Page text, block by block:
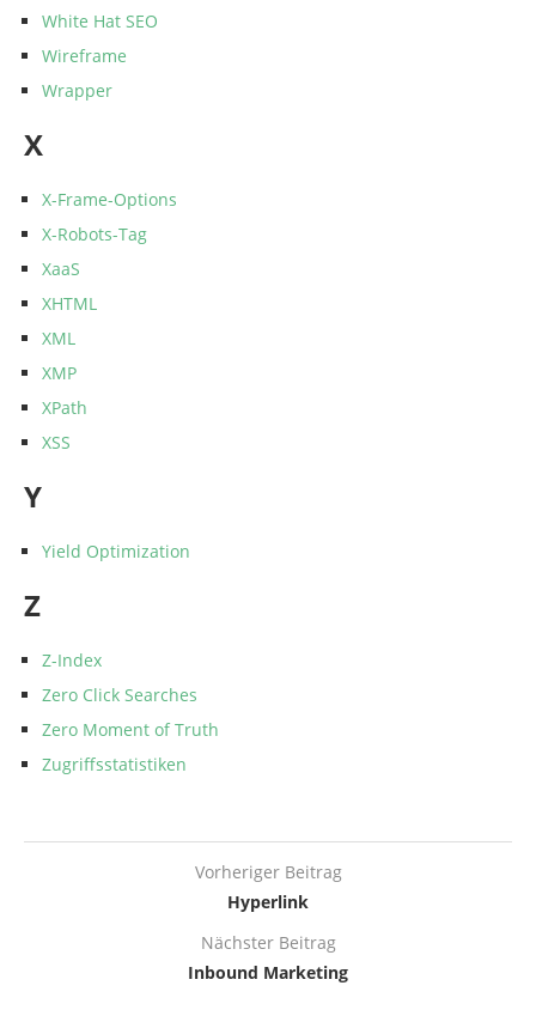
White Hat SEO
Wireframe
Wrapper
X
X-Frame-Options
X-Robots-Tag
XaaS
XHTML
XML
XMP
XPath
XSS
Y
Yield Optimization
Z
Z-Index
Zero Click Searches
Zero Moment of Truth
Zugriffsstatistiken
Vorheriger Beitrag
Hyperlink
Nächster Beitrag
Inbound Marketing